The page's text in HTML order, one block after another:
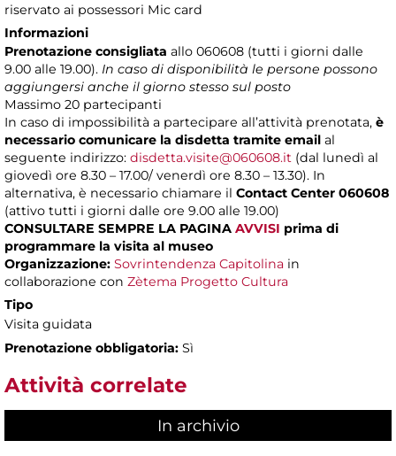
riservato ai possessori Mic card
Informazioni
Prenotazione consigliata allo 060608 (tutti i giorni dalle
9.00 alle 19.00). In caso di disponibilità le persone possono
aggiungersi anche il giorno stesso sul posto
Massimo 20 partecipanti
In caso di impossibilità a partecipare all’attività prenotata, è
necessario comunicare la disdetta tramite email al
seguente indirizzo: disdetta.visite@060608.it (dal lunedì al
giovedì ore 8.30 – 17.00/ venerdì ore 8.30 – 13.30). In
alternativa, è necessario chiamare il Contact Center 060608
(attivo tutti i giorni dalle ore 9.00 alle 19.00)
CONSULTARE SEMPRE LA PAGINA AVVISI prima di
programmare la visita al museo
Organizzazione: Sovrintendenza Capitolina in
collaborazione con Zètema Progetto Cultura
Tipo
Visita guidata
Prenotazione obbligatoria: Sì
Attività correlate
In archivio